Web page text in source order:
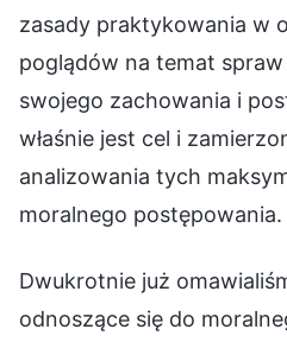
zasady praktykowania w
poglądów na temat
swojego zachowania i
właśnie jest cel i
analizowania tych
moralnego postępowania.
Dwukrotnie już
odnoszące się do